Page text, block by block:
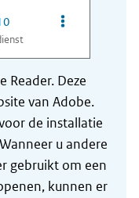
Opties van
Reader. Deze
van Adobe.
de installatie
u andere
gebruikt om een
kunnen er